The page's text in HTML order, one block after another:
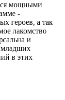
мощными
-
героев, а так
лакомство
и
младших
в этих